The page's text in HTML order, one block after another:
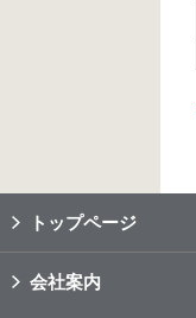
トップページ
会社案内